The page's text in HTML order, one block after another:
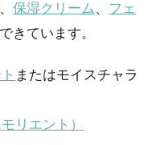
、 保湿クリーム 、 フェ
きています。
またはモイスチャラ
リエント）